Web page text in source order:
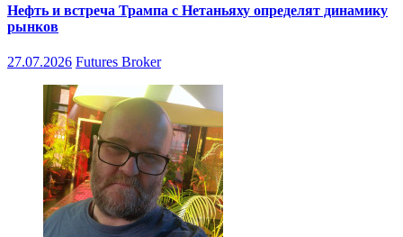
Нефть и встреча Трампа с Нетаньяху определят динамику
рынков
27.07.2026 Futures Broker